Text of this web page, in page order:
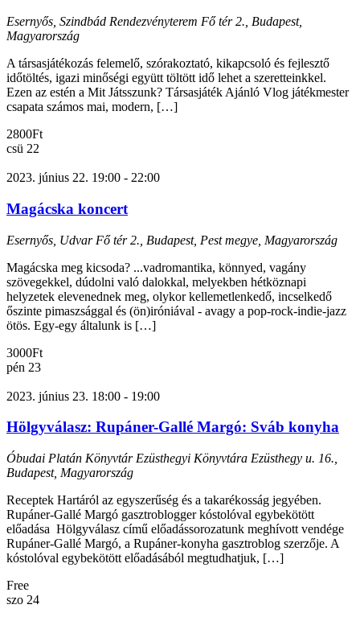
Esernyős, Szindbád Rendezvényterem Fő tér 2., Budapest,
Magyarország
A társasjátékozás felemelő, szórakoztató, kikapcsoló és fejlesztő
időtöltés, igazi minőségi együtt töltött idő lehet a szeretteinkkel.
Ezen az estén a Mit Játsszunk? Társasjáték Ajánló Vlog játékmester
csapata számos mai, modern, […]
2800Ft
csü 22
2023. június 22. 19:00 - 22:00
Magácska koncert
Esernyős, Udvar Fő tér 2., Budapest, Pest megye, Magyarország
Magácska meg kicsoda? ...vadromantika, könnyed, vagány
szövegekkel, dúdolni való dalokkal, melyekben hétköznapi
helyzetek elevenednek meg, olykor kellemetlenkedő, incselkedő
őszinte pimaszsággal és (ön)iróniával - avagy a pop-rock-indie-jazz
ötös. Egy-egy általunk is […]
3000Ft
pén 23
2023. június 23. 18:00 - 19:00
Hölgyválasz: Rupáner-Gallé Margó: Sváb konyha
Óbudai Platán Könyvtár Ezüsthegyi Könyvtára Ezüsthegy u. 16.,
Budapest, Magyarország
Receptek Hartáról az egyszerűség és a takarékosság jegyében.
Rupáner-Gallé Margó gasztroblogger kóstolóval egybekötött
előadása Hölgyválasz című előadássorozatunk meghívott vendége
Rupáner-Gallé Margó, a Rupáner-konyha gasztroblog szerzője. A
kóstolóval egybekötött előadásából megtudhatjuk, […]
Free
szo 24